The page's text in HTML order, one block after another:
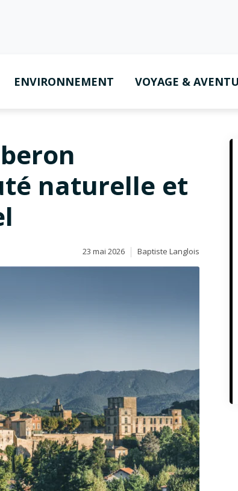
ENVIRONNEMENT VOYAGE &
naturelle et
23 mai 2026 Baptiste Langlois